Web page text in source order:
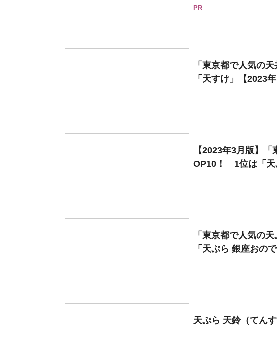
PR
「東京都で人気の
「天すけ」【2023
【2023年3月版】
OP10！ 1位は「天
「東京都で人気の
「天ぷら 銀座おの
天ぷら 天鈴（てんす